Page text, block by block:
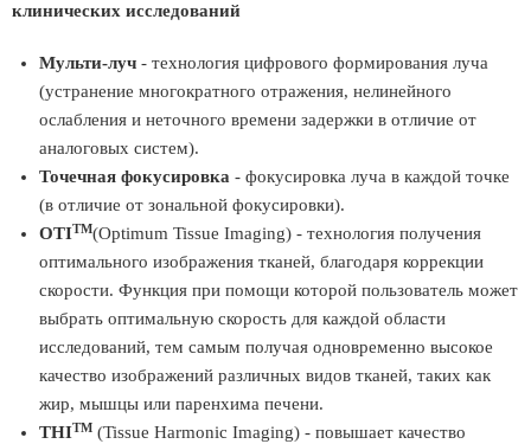
клинических исследований
Мульти-луч - технология цифрового формирования луча
(устранение многократного отражения, нелинейного
ослабления и неточного времени задержки в отличие от
аналоговых систем).
Точечная фокусировка - фокусировка луча в каждой точке
(в отличие от зональной фокусировки).
OTITM(Optimum Tissue Imaging) - технология получения
оптимального изображения тканей, благодаря коррекции
скорости. Функция при помощи которой пользователь может
выбрать оптимальную скорость для каждой области
исследований, тем самым получая одновременно высокое
качество изображений различных видов тканей, таких как
жир, мышцы или паренхима печени.
THITM (Tissue Harmonic Imaging) - повышает качество